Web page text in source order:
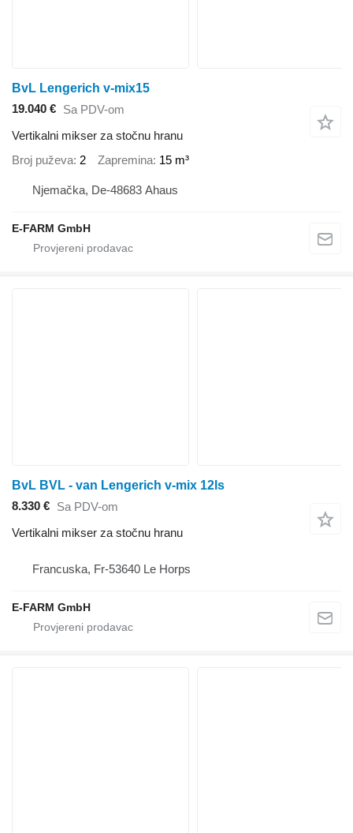
BvL Lengerich v-mix15
19.040 € Sa PDV-om
Vertikalni mikser za stočnu hranu
Broj puževa 2 Zapremina 15 m³
Njemačka, De-48683 Ahaus
E-FARM GmbH
BvL BVL - van Lengerich v-mix 12ls
8.330 € Sa PDV-om
Vertikalni mikser za stočnu hranu
Francuska, Fr-53640 Le Horps
E-FARM GmbH